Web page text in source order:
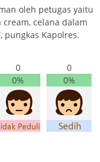
oleh petugas yaitu
celana dalam
pungkas Kapolres.
0
0%
0
0%